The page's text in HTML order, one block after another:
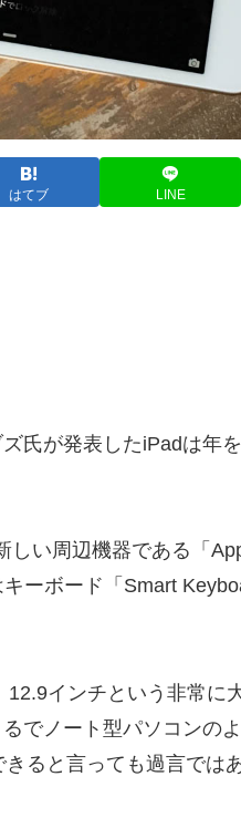
はてブ LINE
氏が発表したiPadは年
い周辺機器である「
ーボード「Smart
12.9インチという非常に
でノート型パソコンの
ると言っても過言では